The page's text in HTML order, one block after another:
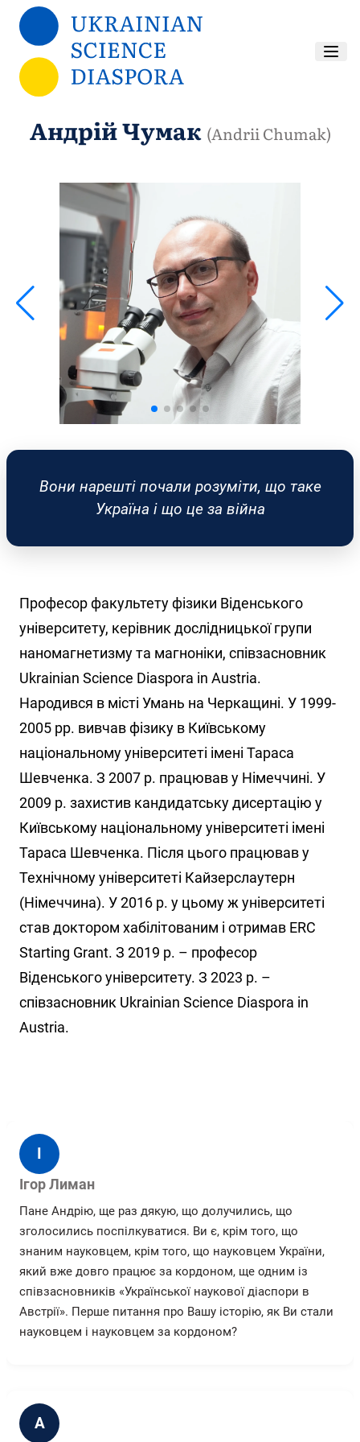
Перейти до основного вмісту
Андрій Чумак (Andrii Chumak)
Вони нарешті почали розуміти, що таке
Україна і що це за війна
Професор факультету фізики Віденського
університету, керівник дослідницької групи
наномагнетизму та магноніки, співзасновник
Ukrainian Science Diaspora in Austria.
Народився в місті Умань на Черкащині. У 1999-
2005 рр. вивчав фізику в Київському
національному університеті імені Тараса
Шевченка. З 2007 р. працював у Німеччині. У
2009 р. захистив кандидатську дисертацію у
Київському національному університеті імені
Тараса Шевченка. Після цього працював у
Технічному університеті Кайзерслаутерн
(Німеччина). У 2016 р. у цьому ж університеті
став доктором хабілітованим і отримав ERC
Starting Grant. З 2019 р. – професор
Віденського університету. З 2023 р. –
співзасновник Ukrainian Science Diaspora in
Austria.
І
Ігор Лиман
Пане Андрію, ще раз дякую, що долучились, що
зголосились поспілкуватися. Ви є, крім того, що
знаним науковцем, крім того, що науковцем України,
який вже довго працює за кордоном, ще одним із
співзасновників «Української наукової діаспори в
Австрії». Перше питання про Вашу історію, як Ви стали
науковцем і науковцем за кордоном?
А